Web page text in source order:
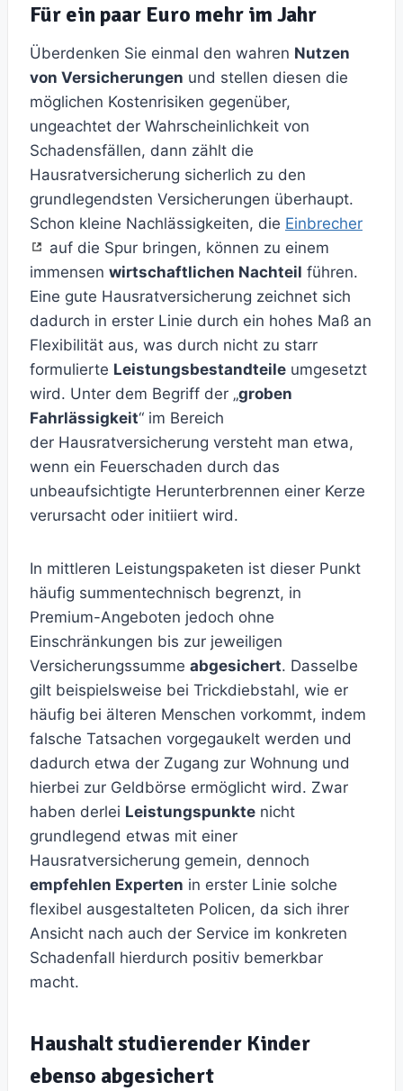
Für ein paar Euro mehr im Jahr
Überdenken Sie einmal den wahren Nutzen
von Versicherungen und stellen diesen die
möglichen Kostenrisiken gegenüber,
ungeachtet der Wahrscheinlichkeit von
Schadensfällen, dann zählt die
Hausratversicherung sicherlich zu den
grundlegendsten Versicherungen überhaupt.
Schon kleine Nachlässigkeiten, die Einbrecher
auf die Spur bringen, können zu einem
immensen wirtschaftlichen Nachteil führen.
Eine gute Hausratversicherung zeichnet sich
dadurch in erster Linie durch ein hohes Maß an
Flexibilität aus, was durch nicht zu starr
formulierte Leistungsbestandteile umgesetzt
wird. Unter dem Begriff der „groben
Fahrlässigkeit“ im Bereich
der Hausratversicherung versteht man etwa,
wenn ein Feuerschaden durch das
unbeaufsichtigte Herunterbrennen einer Kerze
verursacht oder initiiert wird.
In mittleren Leistungspaketen ist dieser Punkt
häufig summentechnisch begrenzt, in
Premium-Angeboten jedoch ohne
Einschränkungen bis zur jeweiligen
Versicherungssumme abgesichert. Dasselbe
gilt beispielsweise bei Trickdiebstahl, wie er
häufig bei älteren Menschen vorkommt, indem
falsche Tatsachen vorgegaukelt werden und
dadurch etwa der Zugang zur Wohnung und
hierbei zur Geldbörse ermöglicht wird. Zwar
haben derlei Leistungspunkte nicht
grundlegend etwas mit einer
Hausratversicherung gemein, dennoch
empfehlen Experten in erster Linie solche
flexibel ausgestalteten Policen, da sich ihrer
Ansicht nach auch der Service im konkreten
Schadenfall hierdurch positiv bemerkbar
macht.
Haushalt studierender Kinder
ebenso abgesichert